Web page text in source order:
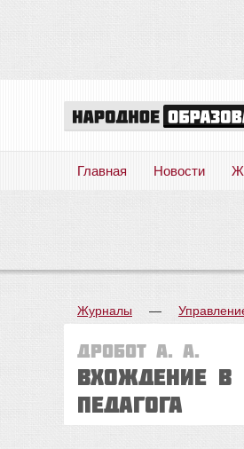
Главная Новости
Журналы —
Дробот А. А.
Вхождение в
педагога